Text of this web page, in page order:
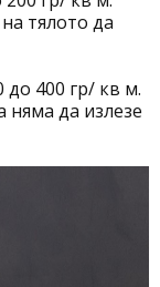
тялото да
до 400 гр/ кв м.
няма да излезе